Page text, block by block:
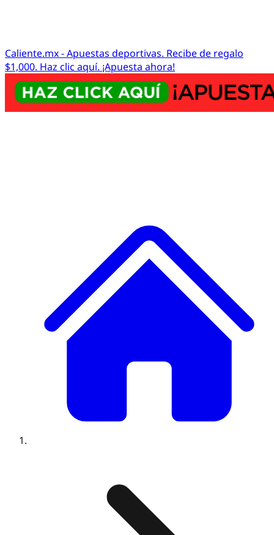
Caliente.mx - Apuestas deportivas. Recibe de regalo
$1,000. Haz clic aquí. ¡Apuesta ahora!